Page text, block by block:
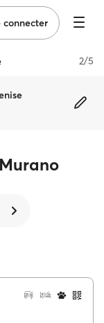
connecter
2/5
Murano